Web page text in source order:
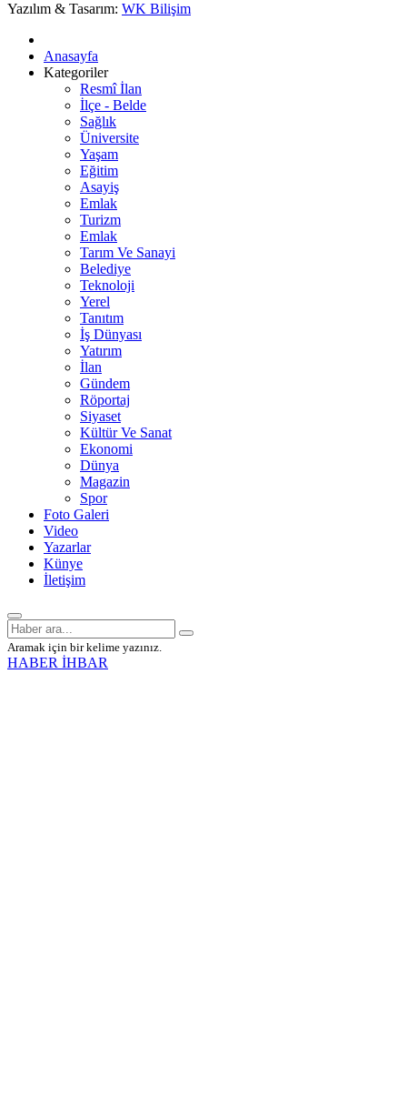
Yazılım & Tasarım: WK Bilişim
Anasayfa
Kategoriler
Resmî İlan
İlçe - Belde
Sağlık
Üniversite
Yaşam
Eğitim
Asayiş
Emlak
Turizm
Emlak
Tarım Ve Sanayi
Belediye
Teknoloji
Yerel
Tanıtım
İş Dünyası
Yatırım
İlan
Gündem
Röportaj
Siyaset
Kültür Ve Sanat
Ekonomi
Dünya
Magazin
Spor
Foto Galeri
Video
Yazarlar
Künye
İletişim
Aramak için bir kelime yazınız.
HABER İHBAR